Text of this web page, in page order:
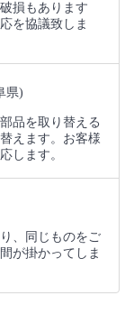
損もあります
を協議致しま
県)
品を取り替える
えます。お客様
します。
、同じものをご
が掛かってしま